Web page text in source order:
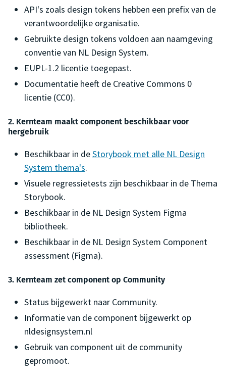
API's zoals design tokens hebben een prefix van de
verantwoordelijke organisatie.
Gebruikte design tokens voldoen aan naamgeving
conventie van NL Design System.
EUPL-1.2 licentie toegepast.
Documentatie heeft de Creative Commons 0
licentie (CC0).
2. Kernteam maakt component beschikbaar voor
hergebruik
Beschikbaar in deStorybook met alle NL Design
System thema's.
Visuele regressietests zijn beschikbaar in de Thema
Storybook.
Beschikbaar in de NL Design System Figma
bibliotheek.
Beschikbaar in de NL Design System Component
assessment (Figma).
3. Kernteam zet component op Community
Status bijgewerkt naar Community.
Informatie van de component bijgewerkt op
nldesignsystem.nl
Gebruik van component uit de community
gepromoot.